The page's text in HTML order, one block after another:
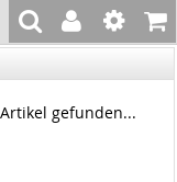
gefunden...